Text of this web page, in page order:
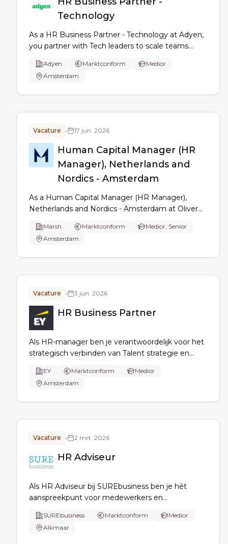
Technology
As a HR Business Partner - Technology at Adyen,
you partner with Tech leaders to scale teams
employee relations, engagement and
performance management, using data and HR
Adyen Marktconform
Medior
Amsterdam
Vacature • 17 jun. 2026
Human Capital Manager (HR
Manager), Netherlands and
Nordics - Amsterdam
As a Human Capital Manager (HR Manager),
Netherlands and Nordics - Amsterdam at Oliver
en Denemarken: adviseer je senior leaders, stuur
je HC Operations aan en borg je HR-processen,
Marsh Marktconform
Medior, Senior
Amsterdam
Vacature • 3 jun. 2026
HR Business Partner
Als HR-manager ben je verantwoordelijk voor het
strategisch verbinden van Talent strategie en
HR-onderwerpen, begeleidt verandertrajecten en
ondersteunt management bij personeelsbeheer.
EY Marktconform
Medior
Amsterdam
Vacature • 2 mrt. 2026
HR Adviseur
Als HR Adviseur bij SUREbusiness ben je hét
aanspreekpunt voor medewerkers en
vraagstukken, werving & selectie,
verzuimbegeleiding, HR- en salarisadministratie
SUREbusiness Marktconform
Medior
Alkmaar